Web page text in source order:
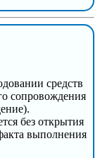
средств
сопровождения
без открытия
выполнения